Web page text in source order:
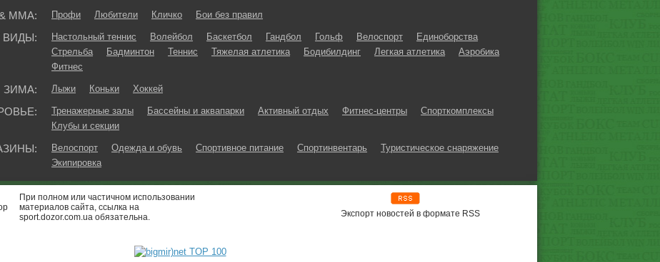
ММА: Профи Любители Кличко Бои без правил
ВИДЫ: Настольный теннис Волейбол Баскетбол Гандбол Гольф Велоспорт
Единоборства
Стрельба
Бадминтон Теннис Тяжелая атлетика Бодибилдинг Легкая атлетика
Аэробика
Фитнес
ЗИМА: Лыжи Коньки Хоккей
Тренажерные залы Бассейны и аквапарки Активный отдых Фитнес-центры
Спорткомплексы
Клубы и секции
Велоспорт Одежда и обувь Спортивное питание Спортинвентарь
Туристическое снаряжение
Экипировка
При полном или частичном использовании
материалов сайта, ссылка на
sport.dozor.com.ua обязательна.
Экспорт новостей в формате RSS